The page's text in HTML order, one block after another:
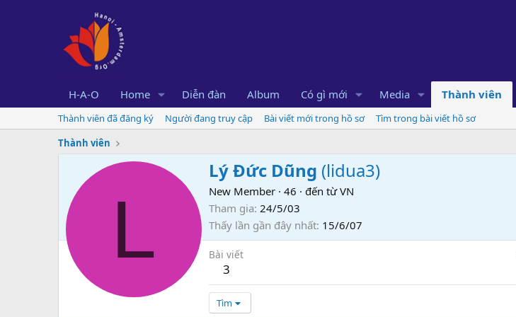
H-A-O Home Diễn đàn Album Có gì mới Media Thành viên
Thành viên đã đăng ký Người đang truy cập Bài viết mới trong hồ sơ
Tìm trong bài viết hồ sơ
Thành viên
L
Lý Đức Dũng (lidua3)
New Member · 46 · đến từ VN
Tham gia 24/5/03
Thấy lần gần đây nhất 15/6/07
Bài viết
3
Tìm